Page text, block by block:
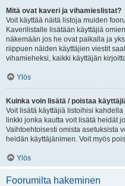
Mitä ovat kaveri ja vihamieslistat?
Voit käyttää näitä listoja muiden
Kaverilistalle lisätään käyttäjiä
näkemään jos he ovat paikalla ja
riippuen näiden käyttäjien viestit
vihamieheksi, kaikki käyttäjän
Ylös
Kuinka voin lisätä / poistaa
Voit lisätä käyttäjiä listoihisi
linkki jonka kautta voit lisätä heidät
Vaihtoehtoisesti omista asetuksista
heidän käyttäjänimen. Voit myös
Ylös
Foorumilta hakeminen